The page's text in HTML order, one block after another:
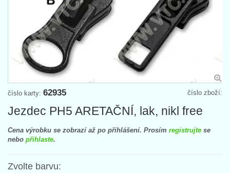
číslo zboží:
číslo karty: 62935
Jezdec PH5 ARETAČNÍ, lak, nikl free
Cena výrobku se zobrazí až po přihlášení. Prosím registrujte se
nebo přihlaste.
Zvolte barvu: